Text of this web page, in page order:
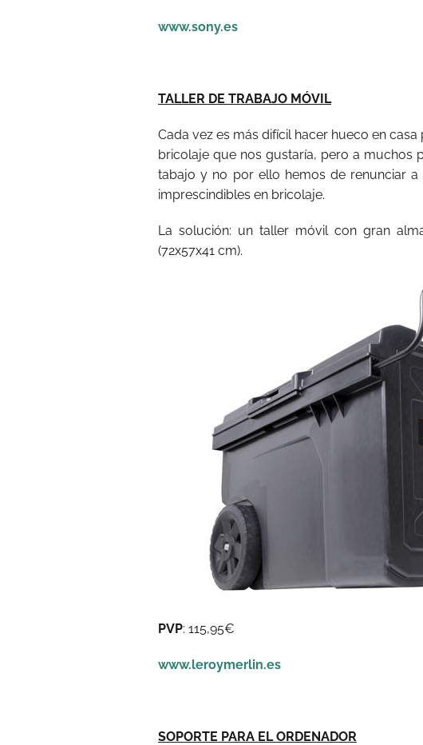
www.sony.es
TALLER DE TRABAJO MÓVIL
Cada vez es más difícil hacer hueco en
bricolaje que nos gustaría, pero a muchos
tabajo y no por ello hemos de renunciar
imprescindibles en bricolaje.
La solución: un taller móvil con gran
(72x57x41 cm).
PVP: 115,95€
www.leroymerlin.es
SOPORTE PARA EL ORDENADOR